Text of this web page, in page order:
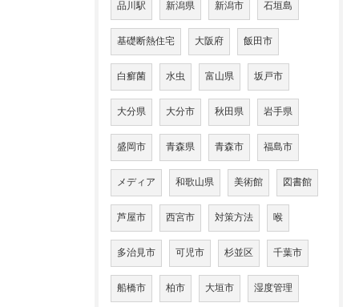
品川駅 新潟県 新潟市 石垣島
基礎断熱住宅 大阪府 飯田市
白癬菌 水虫 富山県 坂戸市
大分県 大分市 秋田県 岩手県
盛岡市 青森県 青森市 福島市
メディア 和歌山県 美術館 図書館
芦屋市 西宮市 対策方法 喉
多治見市 可児市 杉並区 千葉市
船橋市 柏市 大垣市 湿度管理